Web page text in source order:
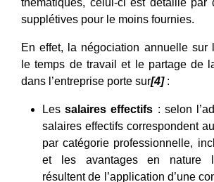
supplétives pour le moins fournies.
En effet, la négociation annuelle sur
le temps de travail et le partage de
dans l’entreprise porte sur[4]:
Lessalaires effectifs : selon
salaires effectifs correspondent
par catégorie professionnelle,
et les avantages en nature
résultent de l’application d’une